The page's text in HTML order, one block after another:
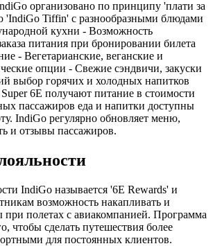
организовано по принципу 'плати за
Tiffin' с разнообразными блюдами
кухни - Возможность
питания при бронировании билета
- Вегетарианские, веганские и
опции - Свежие сэндвичи, закуски
выбор горячих и холодных напитков
6E получают питание в стоимости
пассажиров еда и напитки доступны
IndiGo регулярно обновляет меню,
и отзывы пассажиров.
IndiGo называется '6E Rewards' и
возможность накапливать и
при полетах с авиакомпанией. Программа
чтобы сделать путешествия более
для постоянных клиентов.